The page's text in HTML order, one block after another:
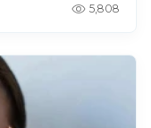
5,808